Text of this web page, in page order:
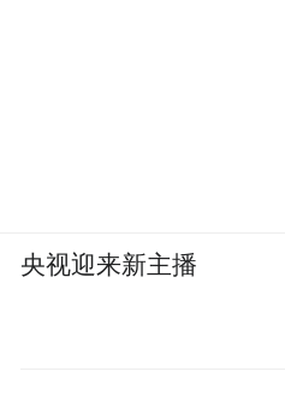
央视迎来新主播